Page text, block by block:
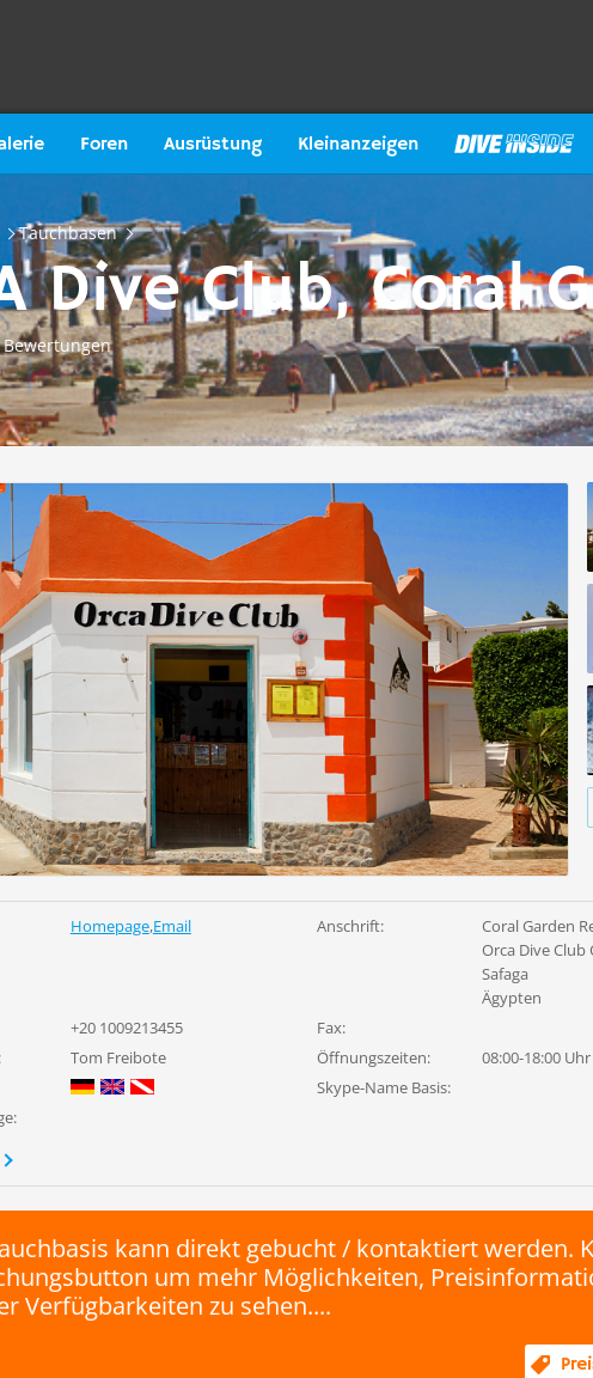
Foren Ausrüstung Kleinanzeigen
Tauchbasen
Dive Club, Coral
Bewertungen
Homepage,Email Anschrift:
Coral Garden
Orca Dive Club
Safaga
Ägypten
+20 1009213455
Fax:
Tom Freibote Öffnungszeiten:
08:00-18:00 Uhr
Skype-Name Basis:
kann direkt gebucht / kontaktiert werden.
um mehr Möglichkeiten,
Verfügbarkeiten zu sehen....